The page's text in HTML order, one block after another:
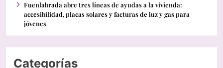
Fuenlabrada abre tres líneas de ayudas a la vivienda:
accesibilidad, placas solares y facturas de luz y gas para
jóvenes
Categorías